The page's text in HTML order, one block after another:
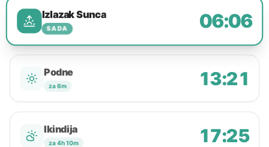
Izlazak Sunca
SADA 06:06
Podne
za 6m 13:21
Ikindija
za 4h 10m 17:25